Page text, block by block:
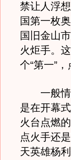
禁让人浮
国第一枚
国旧金山
火炬手。
个“第一”
一般情
是在开幕
火台点燃
点火手还
天英雄杨